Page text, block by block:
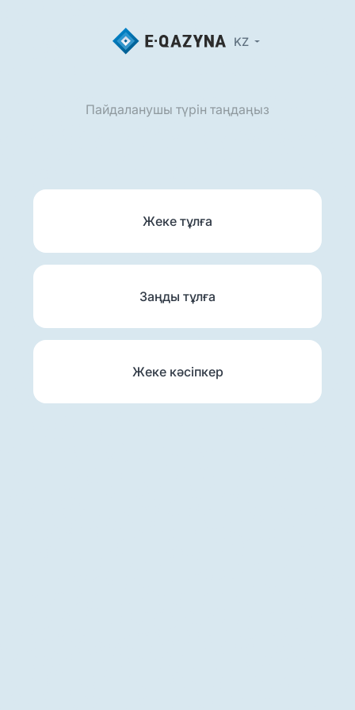
KZ
Пайдаланушы түрін таңдаңыз
Жеке тұлға
Заңды тұлға
Жеке кәсіпкер